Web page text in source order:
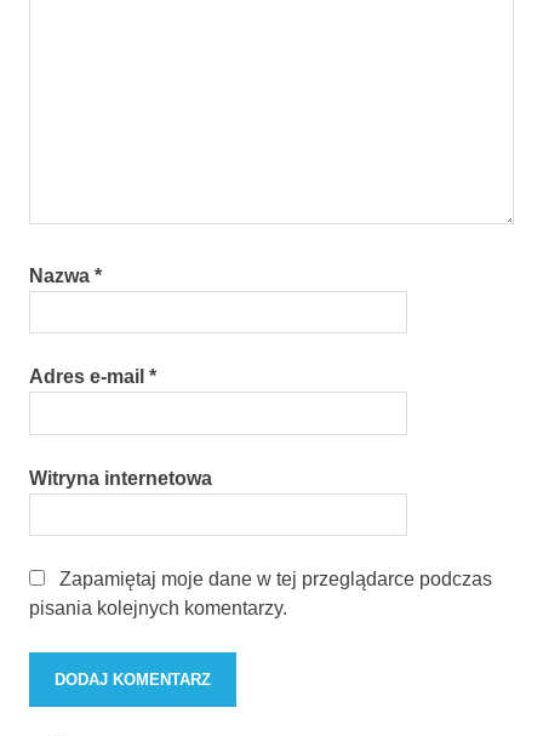
Nazwa *
Adres e-mail *
Witryna internetowa
Zapamiętaj moje dane w tej przeglądarce podczas
pisania kolejnych komentarzy.